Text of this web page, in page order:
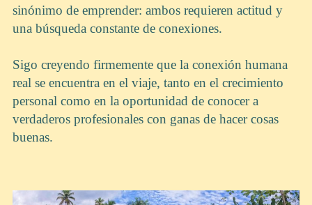
sinónimo de emprender: ambos requieren actitud y
una búsqueda constante de conexiones.
Sigo creyendo firmemente que la conexión humana
real se encuentra en el viaje, tanto en el crecimiento
personal como en la oportunidad de conocer a
verdaderos profesionales con ganas de hacer cosas
buenas.